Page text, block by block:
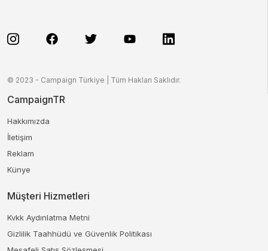
© 2023 - Campaign Türkiye | Tüm Hakları Saklıdır.
CampaignTR
Hakkımızda
İletişim
Reklam
Künye
Müşteri Hizmetleri
Kvkk Aydınlatma Metni
Gizlilik Taahhüdü ve Güvenlik Politikası